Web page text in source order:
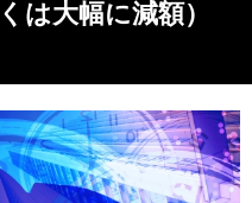
は大幅に減額）